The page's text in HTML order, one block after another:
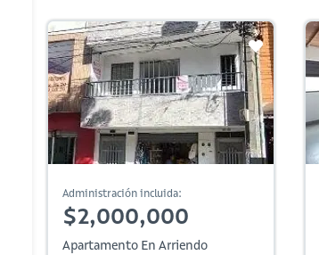
Administración incluida:
$2,000,000
Apartamento En Arriendo